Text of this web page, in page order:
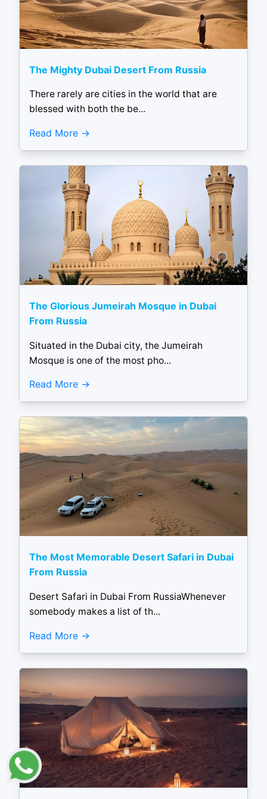
The Mighty Dubai Desert From Russia
There rarely are cities in the world that are
blessed with both the be...
Read More
The Glorious Jumeirah Mosque in Dubai
From Russia
Situated in the Dubai city, the Jumeirah
Mosque is one of the most pho...
Read More
The Most Memorable Desert Safari in Dubai
From Russia
Desert Safari in Dubai From RussiaWhenever
somebody makes a list of th...
Read More